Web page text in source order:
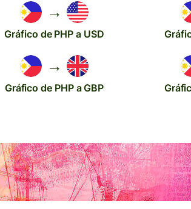
→
Gráfico de PHP a USD
→
Gráfico de PHP a GBP